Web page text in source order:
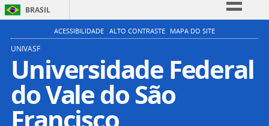
BRASIL
Simplifique!
Participe
Acesso à informação
Legislação
ACESSIBILIDADE ALTO CONTRASTE MAPA DO SITE
UNIVASF
Universidade Federal
do Vale do São